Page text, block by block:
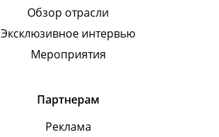
Обзор отрасли
Эксклюзивное интервью
Мероприятия
Партнерам
Реклама